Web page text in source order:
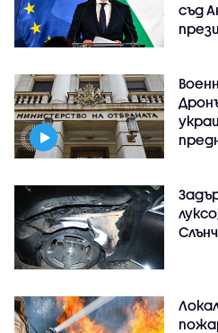
съд